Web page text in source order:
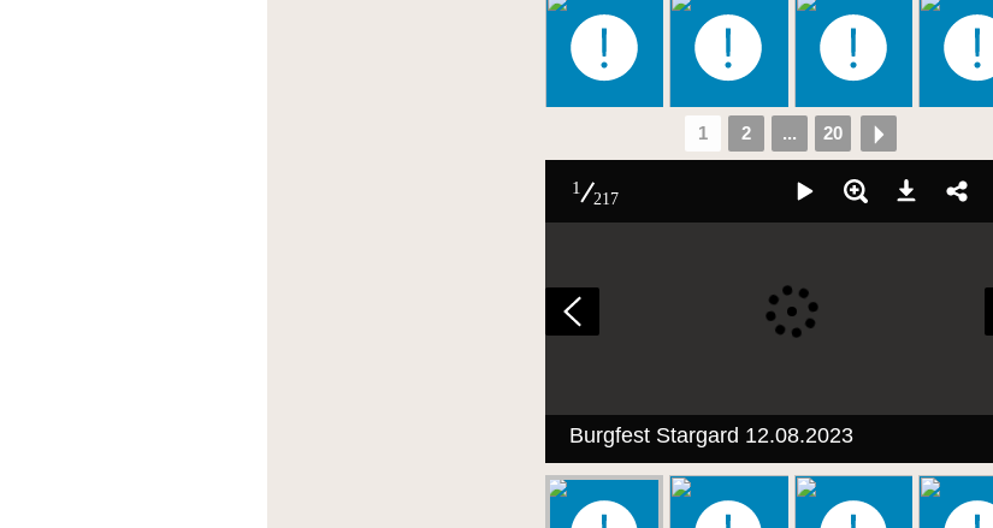
1 2 ... 20
1
217
Burgfest Stargard 12.08.2023